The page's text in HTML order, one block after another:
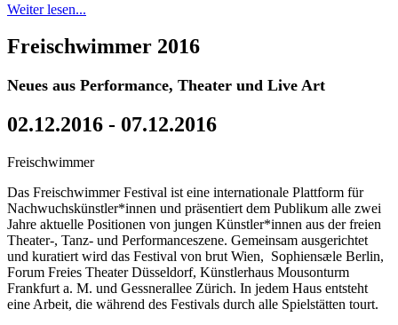
Weiter lesen...
Freischwimmer 2016
Neues aus Performance, Theater und Live Art
02.12.2016 - 07.12.2016
Freischwimmer
Das Freischwimmer Festival ist eine internationale Plattform für
Nachwuchskünstler*innen und präsentiert dem Publikum alle zwei
Jahre aktuelle Positionen von jungen Künstler*innen aus der freien
Theater-, Tanz- und Performanceszene. Gemeinsam ausgerichtet
und kuratiert wird das Festival von brut Wien, Sophiensæle Berlin,
Forum Freies Theater Düsseldorf, Künstlerhaus Mousonturm
Frankfurt a. M. und Gessnerallee Zürich. In jedem Haus entsteht
eine Arbeit, die während des Festivals durch alle Spielstätten tourt.